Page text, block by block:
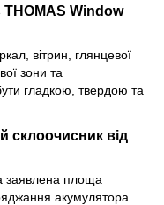
Window
вітрин, глянцевої
зони та
гладкою, твердою та
склоочисник від
заявлена площа
акумулятора